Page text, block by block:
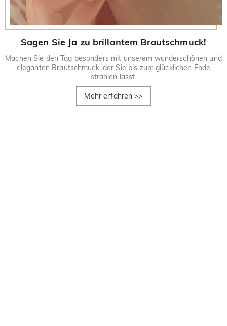
Sagen Sie Ja zu brillantem Brautschmuck!
Machen Sie den Tag besonders mit unserem wunderschönen und
eleganten Brautschmuck, der Sie bis zum glücklichen Ende
strahlen lässt.
Mehr erfahren >>